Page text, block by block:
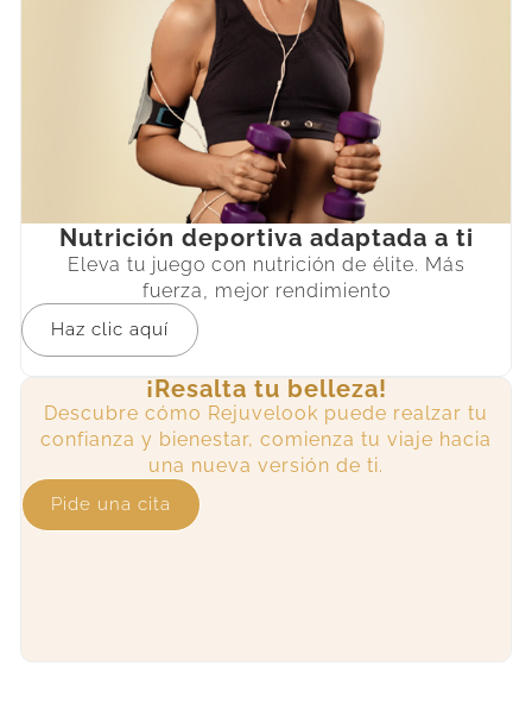
Nutrición deportiva adaptada a ti
Eleva tu juego con nutrición de élite. Más
fuerza, mejor rendimiento
Haz clic aquí
¡Resalta tu belleza!
Descubre cómo Rejuvelook puede realzar tu
confianza y bienestar, comienza tu viaje hacia
una nueva versión de ti.
Pide una cita